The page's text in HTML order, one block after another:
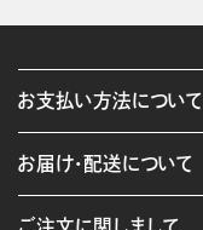
お支払い方法について
お届け・配送について